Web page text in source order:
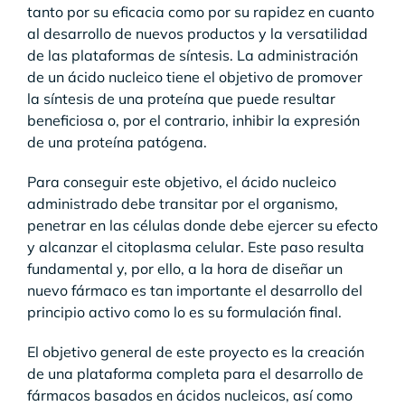
tanto por su eficacia como por su rapidez en cuanto
al desarrollo de nuevos productos y la versatilidad
de las plataformas de síntesis. La administración
de un ácido nucleico tiene el objetivo de promover
la síntesis de una proteína que puede resultar
beneficiosa o, por el contrario, inhibir la expresión
de una proteína patógena.
Para conseguir este objetivo, el ácido nucleico
administrado debe transitar por el organismo,
penetrar en las células donde debe ejercer su efecto
y alcanzar el citoplasma celular. Este paso resulta
fundamental y, por ello, a la hora de diseñar un
nuevo fármaco es tan importante el desarrollo del
principio activo como lo es su formulación final.
El objetivo general de este proyecto es la creación
de una plataforma completa para el desarrollo de
fármacos basados en ácidos nucleicos, así como